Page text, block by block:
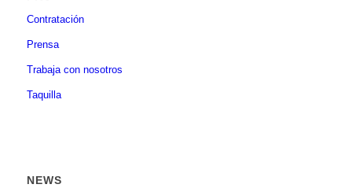
Contratación
Prensa
Trabaja con nosotros
Taquilla
NEWS